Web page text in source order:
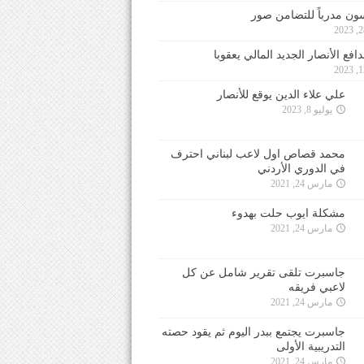
مدرباً للتضامن صور
الأنصار الجديد المالي يعقوبا
علي علاء الدين يوقع للأنصار
يوليو 8, 2023
محمد قصاص اول لاعب لبناني احترف
في الدوري الأردني
مارس 24, 2021
مشكلة ايوب حلت بهدوء
مارس 24, 2021
جاسبرت تلقى تقرير شامل عن كل
لاعبي فريقه
مارس 24, 2021
جاسبرت يجتمع ببدر اليوم ثم يقود حصته
التدريبية الأولى
مارس 24, 2021